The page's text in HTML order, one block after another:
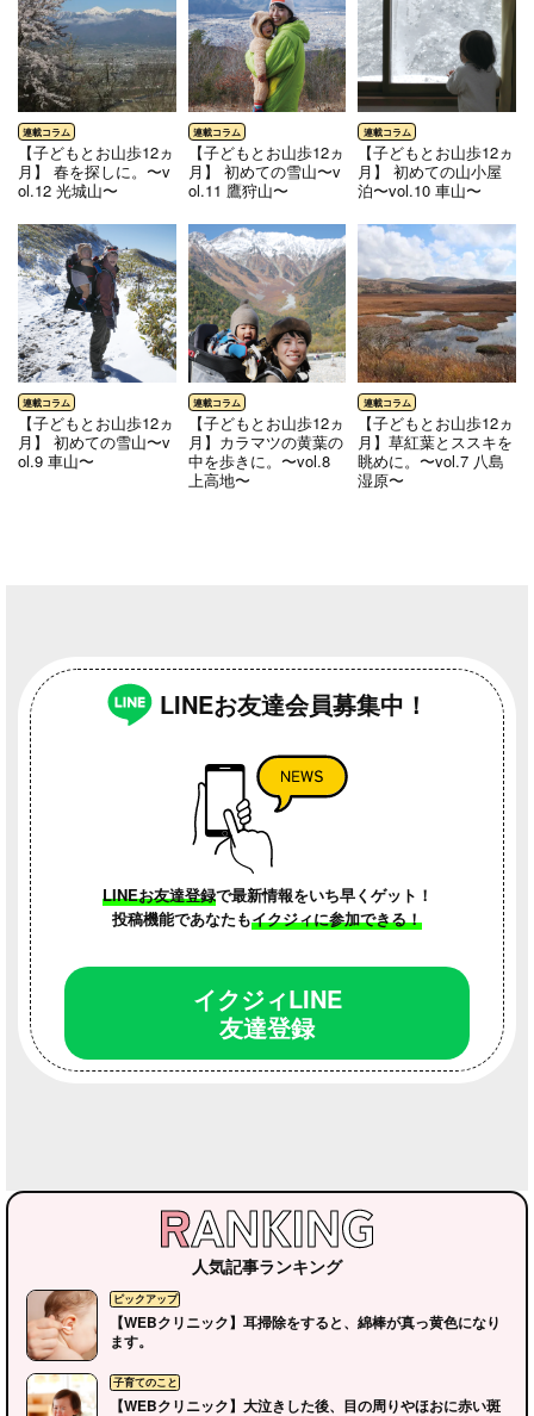
【子どもとお山歩12ヵ
月】 春を探しに。〜v
ol.12 光城山〜
【子どもとお山歩12ヵ
月】 初めての雪山〜v
ol.11 鷹狩山〜
【子どもとお山歩12ヵ
月】 初めての山小屋
泊〜vol.10 車山〜
【子どもとお山歩12ヵ
月】 初めての雪山〜v
ol.9 車山〜
【子どもとお山歩12ヵ
月】カラマツの黄葉の
中を歩きに。〜vol.8
上高地〜
【子どもとお山歩12ヵ
月】草紅葉とススキを
眺めに。〜vol.7 八島
湿原〜
LINEお友達会員募集中！
LINEお友達登録で最新情報をいち早くゲット！
投稿機能であなたもイクジィに参加できる！
イクジィLINE
友達登録
人気記事ランキング
【WEBクリニック】耳掃除をすると、綿棒が真っ黄色になり
ます。
【WEBクリニック】大泣きした後、目の周りやほおに赤い斑